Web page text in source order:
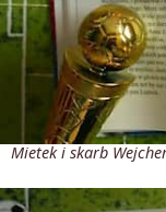
Mietek i skarb